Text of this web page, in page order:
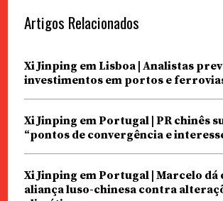
Artigos Relacionados
Xi Jinping em Lisboa | Analistas
investimentos em portos e
Xi Jinping em Portugal | PR chinês
“pontos de convergência e
Xi Jinping em Portugal | Marcelo dá
aliança luso-chinesa contra